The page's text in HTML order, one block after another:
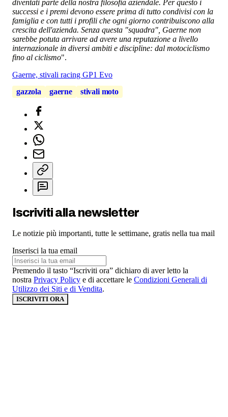
diventati parte della nostra filosofia aziendale. Per questo i
successi e i premi devono essere prima di tutto condivisi con la
famiglia e con tutti i profili che ogni giorno contribuiscono alla
crescita dell'azienda. Senza questa "squadra", Gaerne non
sarebbe potuta arrivare ad avere una reputazione a livello
internazionale in diversi ambiti e discipline: dal motociclismo
fino al ciclismo".
Gaerne, stivali racing GP1 Evo
gazzola
gaerne stivali moto
Iscriviti alla newsletter
Le notizie più importanti, tutte le settimane, gratis nella tua mail
Inserisci la tua email
Premendo il tasto “Iscriviti ora” dichiaro di aver letto la
nostra Privacy Policy e di accettare le Condizioni Generali di
Utilizzo dei Siti e di Vendita.
ISCRIVITI ORA